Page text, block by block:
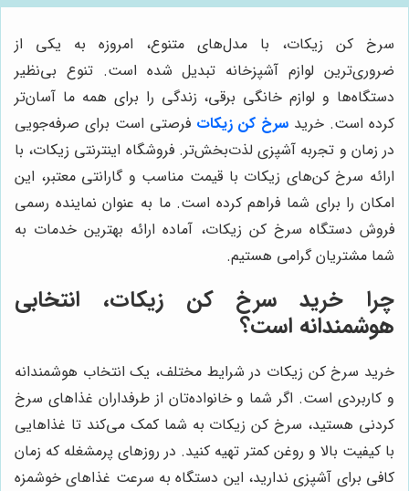
سرخ کن زیکات، با مدل‌های متنوع، امروزه به یکی از
ضروری‌ترین لوازم آشپزخانه تبدیل شده است. تنوع بی‌نظیر
دستگاه‌ها و لوازم خانگی برقی، زندگی را برای همه ما آسان‌تر
کرده است. خرید سرخ کن زیکات فرصتی است برای صرفه‌جویی
در زمان و تجربه آشپزی لذت‌بخش‌تر. فروشگاه اینترنتی زیکات، با
ارائه سرخ کن‌های زیکات با قیمت مناسب و گارانتی معتبر، این
امکان را برای شما فراهم کرده است. ما به عنوان نماینده رسمی
فروش دستگاه سرخ کن زیکات، آماده ارائه بهترین خدمات به
شما مشتریان گرامی هستیم.
چرا خرید سرخ کن زیکات، انتخابی
هوشمندانه است؟
خرید سرخ کن زیکات در شرایط مختلف، یک انتخاب هوشمندانه
و کاربردی است. اگر شما و خانواده‌تان از طرفداران غذاهای سرخ
کردنی هستید، سرخ کن زیکات به شما کمک می‌کند تا غذاهایی
با کیفیت بالا و روغن کمتر تهیه کنید. در روزهای پرمشغله که زمان
کافی برای آشپزی ندارید، این دستگاه به سرعت غذاهای خوشمزه